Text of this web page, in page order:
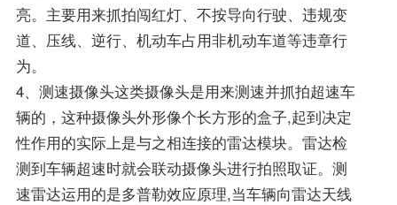
亮。主要用来抓拍闯红灯、不按导向行驶、违规变
道、压线、逆行、机动车占用非机动车道等违章行
为。
4、测速摄像头这类摄像头是用来测速并抓拍超速车
辆的，这种摄像头外形像个长方形的盒子,起到决定
性作用的实际上是与之相连接的雷达模块。雷达检
测到车辆超速时就会联动摄像头进行拍照取证。测
速雷达运用的是多普勒效应原理,当车辆向雷达天线